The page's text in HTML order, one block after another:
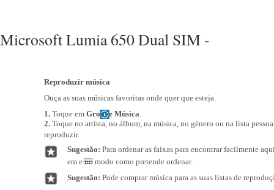
Microsoft Lumia 650 Dual SIM -
Reproduzir música
Ouça as suas músicas favoritas onde quer que esteja.
1. Toque em Groove Música.
2. Toque no artista, no álbum, na música, no género ou na lista
reproduzir.
Sugestão: Para ordenar as faixas para encontrar facilmente
em e no modo como pretende ordenar.
Sugestão: Pode comprar música para as suas listas de